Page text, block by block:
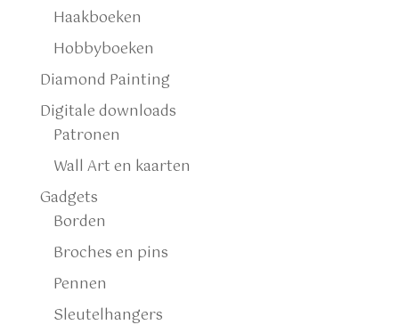
Haakboeken
Hobbyboeken
Diamond Painting
Digitale downloads
Patronen
Wall Art en kaarten
Gadgets
Borden
Broches en pins
Pennen
Sleutelhangers